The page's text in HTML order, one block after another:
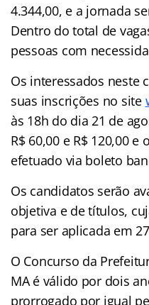
4.344,00, e a jornada
Dentro do total de
pessoas com
Os interessados neste
suas inscrições no site
às 18h do dia 21 de
R$ 60,00 e R$ 120,00
efetuado via boleto
Os candidatos serão
objetiva e de títulos,
para ser aplicada em
O Concurso da
MA é válido por dois
prorrogado por igual